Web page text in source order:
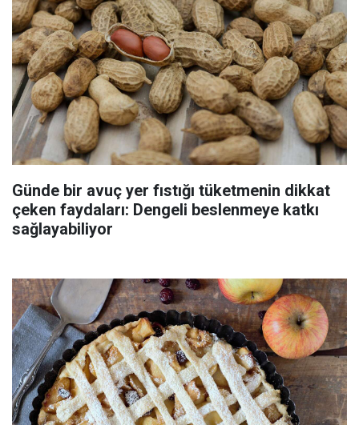
Günde bir avuç yer fıstığı tüketmenin dikkat
çeken faydaları: Dengeli beslenmeye katkı
sağlayabiliyor